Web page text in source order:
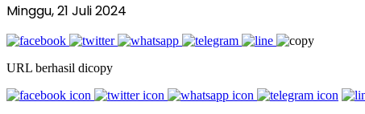
Minggu, 21 Juli 2024
URL berhasil dicopy